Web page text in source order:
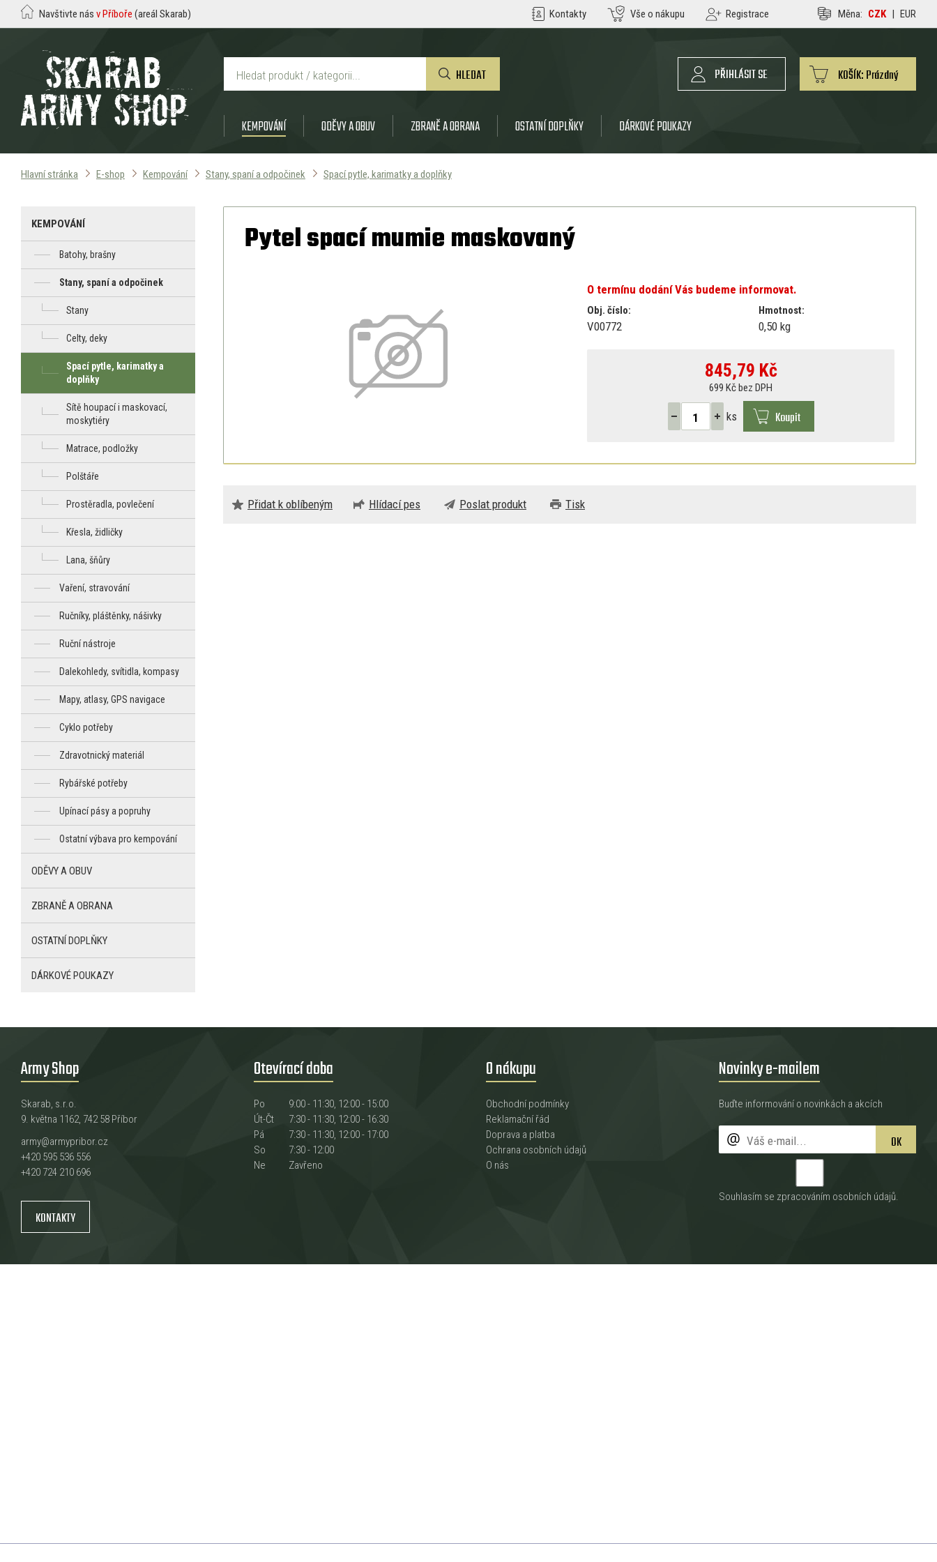
Navštivte nás v Příboře (areál Skarab) Kontakty Vše o nákupu Registrace Měna: CZK | EUR
HLEDAT KOŠÍK:Prázdný
PŘIHLÁSIT SE
KEMPOVÁNÍ ODĚVY A OBUV ZBRANĚ A OBRANA OSTATNÍ DOPLŇKY DÁRKOVÉ POUKAZY
Hlavní stránka E-shop Kempování Stany, spaní a odpočinek Spací pytle, karimatky a doplňky
Pytel spací mumie maskovaný
O termínu dodání Vás budeme informovat.
Obj. číslo:
V00772
Hmotnost:
0,50 kg
845,79 Kč
699 Kč bez DPH
ks Koupit
Přidat k oblíbeným Hlídací pes Poslat produkt Tisk
KEMPOVÁNÍ
Batohy, brašny
Stany, spaní a odpočinek
Stany
Celty, deky
Spací pytle, karimatky a
doplňky
Sítě houpací i maskovací,
moskytiéry
Matrace, podložky
Polštáře
Prostěradla, povlečení
Křesla, židličky
Lana, šňůry
Vaření, stravování
Ručníky, pláštěnky, nášivky
Ruční nástroje
Dalekohledy, svítidla, kompasy
Mapy, atlasy, GPS navigace
Cyklo potřeby
Zdravotnický materiál
Rybářské potřeby
Upínací pásy a popruhy
Ostatní výbava pro kempování
ODĚVY A OBUV
ZBRANĚ A OBRANA
OSTATNÍ DOPLŇKY
DÁRKOVÉ POUKAZY
Army Shop
Skarab, s.r.o.
9. května 1162, 742 58 Příbor
army@armypribor.cz
+420 595 536 556
+420 724 210 696
KONTAKTY
Otevírací doba
Po
9:00 - 11:30, 12:00 - 15:00
Út-Čt
7:30 - 11:30, 12:00 - 16:30
Pá
7:30 - 11:30, 12:00 - 17:00
So
7:30 - 12:00
Ne
Zavřeno
O nákupu
Obchodní podmínky
Reklamační řád
Doprava a platba
Ochrana osobních údajů
O nás
Novinky e-mailem
Buďte informování o novinkách a akcích
OK
Souhlasím se zpracováním osobních údajů.